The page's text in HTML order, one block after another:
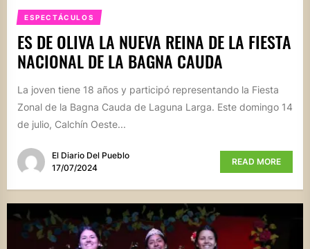
ESPECTÁCULOS
ES DE OLIVA LA NUEVA REINA DE LA FIESTA
NACIONAL DE LA BAGNA CAUDA
La joven tiene 18 años y participó representando la Fiesta
Zonal de la Bagna Cauda de Laguna Larga. Este domingo 14
de julio, Calchín Oeste...
El Diario Del Pueblo
17/07/2024
READ MORE